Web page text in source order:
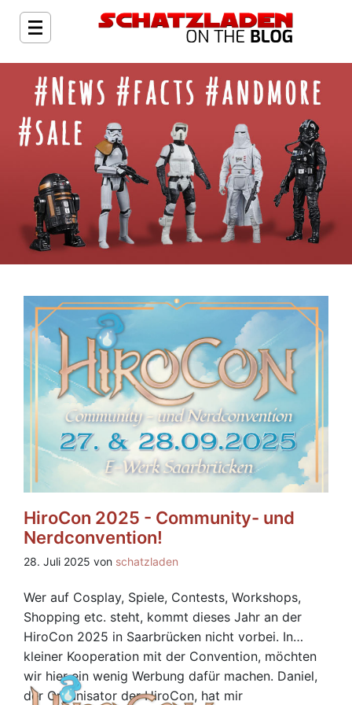
HiroCon 2025 - Community- und
Nerdconvention!
28. Juli 2025 von schatzladen
Wer auf Cosplay, Spiele, Contests, Workshops,
Shopping etc. steht, kommt dieses Jahr an der
HiroCon 2025 in Saarbrücken nicht vorbei. In
kleiner Kooperation mit der Convention, möchten
wir hier ein wenig Werbung dafür machen. Daniel,
der Organisator der HiroCon, hat mir